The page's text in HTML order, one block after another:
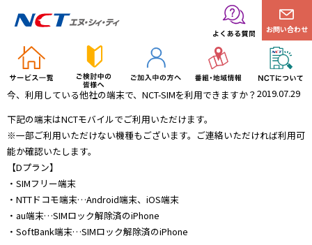
お問い合わせ
今、利用している他社の端末で、NCT-SIMを利用できますか？ 2019.07.29
下記の端末はNCTモバイルでご利用いただけます。
※一部ご利用いただけない機種もございます。ご連絡いただければ利用可
能か確認いたします。
【Dプラン】
・SIMフリー端末
・NTTドコモ端末…Android端末、iOS端末
・au端末…SIMロック解除済のiPhone
・SoftBank端末…SIMロック解除済のiPhone